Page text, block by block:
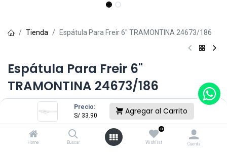
Precio:
S/ 33.90 Agregar al Carrito
Home Buscar
0
Wishlist Cuenta
Tienda Espátula Para Freir 6" TRAMONTINA 24673/186
Espátula Para Freir 6"
TRAMONTINA 24673/186
(0 reseña)
33.90